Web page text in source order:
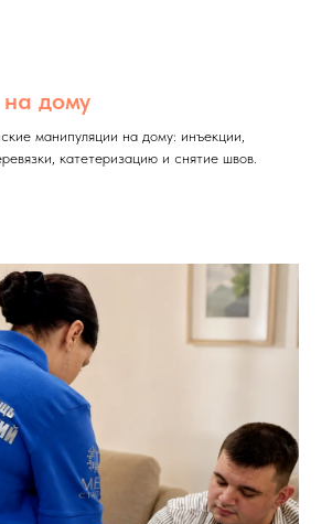
дому
манипуляции на дому: инъекции,
катетеризацию и снятие швов.